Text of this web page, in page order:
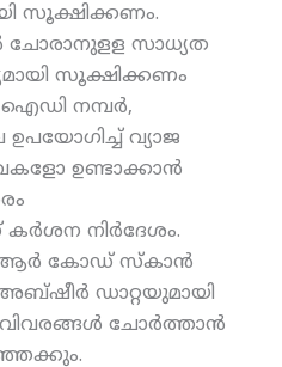
സൂക്ഷിക്കണം.
ചോരാനുളള സാധ്യത
സൂക്ഷിക്കണം
ഐഡി നമ്പര്‍,
വ്യാജ
ഉണ്ടാക്കാന്‍
കര്‍ശന നിര്‍ദേശം.
കോഡ് സ്‌കാന്‍
ഡാറ്റയുമായി
വിവരങ്ങള്‍ ചോര്‍ത്താന്‍